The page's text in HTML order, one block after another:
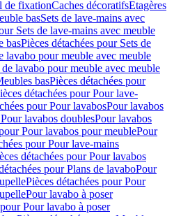
de fixationCaches décoratifsEtagères
basSets de lave-mains avec
Sets de lave-mains avec meuble
basPièces détachées pour Sets de
lavabo pour meuble avec meuble
de lavabo pour meuble avec meuble
basPièces détachées pour
détachées pour Pour lave-
pour Pour lavabosPour lavabos
lavabos doublesPour lavabos
Pour lavabos pour meublePour
pour Pour lave-mains
détachées pour Pour lavabos
pour Plans de lavaboPour
Pièces détachées pour Pour
Pour lavabo à poser
Pour lavabo à poser